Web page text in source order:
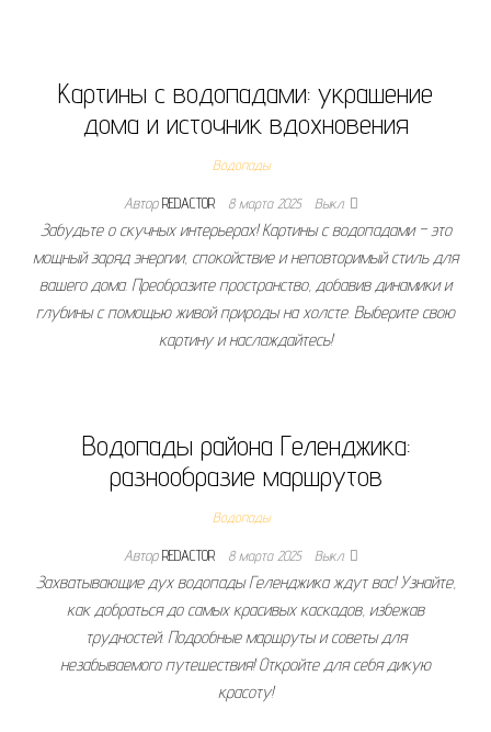
Картины с водопадами: украшение
дома и источник вдохновения
Водопады
АвторREDACTOR 8 марта 2025 Выкл.
Забудьте о скучных интерьерах! Картины с водопадами – это
мощный заряд энергии, спокойствие и неповторимый стиль для
вашего дома. Преобразите пространство, добавив динамики и
глубины с помощью живой природы на холсте. Выберите свою
картину и наслаждайтесь!
Водопады района Геленджика:
разнообразие маршрутов
Водопады
АвторREDACTOR 8 марта 2025 Выкл.
Захватывающие дух водопады Геленджика ждут вас! Узнайте,
как добраться до самых красивых каскадов, избежав
трудностей. Подробные маршруты и советы для
незабываемого путешествия! Откройте для себя дикую
красоту!